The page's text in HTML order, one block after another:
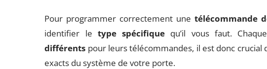
Pour programmer correctement une télécommande
identifier le type spécifique qu’il vous faut.
différents pour leurs télécommandes, il est donc
exacts du système de votre porte.